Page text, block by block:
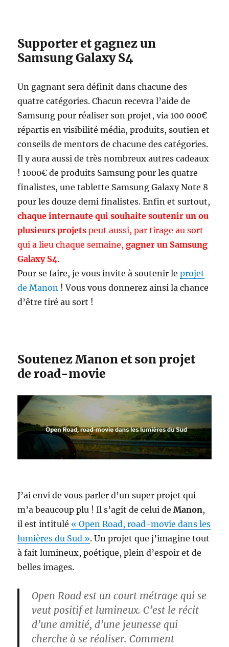
Supporter et gagnez un
Samsung Galaxy S4
Un gagnant sera définit dans chacune des
quatre catégories. Chacun recevra l’aide de
Samsung pour réaliser son projet, via 100 000€
répartis en visibilité média, produits, soutien et
conseils de mentors de chacune des catégories.
Il y aura aussi de très nombreux autres cadeaux
! 1000€ de produits Samsung pour les quatre
finalistes, une tablette Samsung Galaxy Note 8
pour les douze demi finalistes. Enfin et surtout,
chaque internaute qui souhaite soutenir un ou
plusieurs projetspeut aussi, par tirage au sort
qui a lieu chaque semaine,gagner un Samsung
Galaxy S4.
Pour se faire, je vous invite à soutenir leprojet
de Manon ! Vous vous donnerez ainsi la chance
d’être tiré au sort !
Soutenez Manon et son projet
de road-movie
J’ai envi de vous parler d’un super projet qui
m’a beaucoup plu ! Il s’agit de celui deManon,
il est intitulé « Open Road, road-movie dans les
lumières du Sud ». Un projet que j’imagine tout
à fait lumineux, poétique, plein d’espoir et de
belles images.
Open Road est un court métrage qui se
veut positif et lumineux. C’est le récit
d’une amitié, d’une jeunesse qui
cherche à se réaliser. Comment